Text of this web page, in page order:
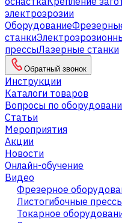
электроэрозии
Оборудование
станки
прессыЛазерные станки
Обратный звонок
Инструкции
Каталоги товаров
Вопросы по
Статьи
Мероприятия
Акции
Новости
Онлайн-обучение
Видео
Фрезерное
Листогибочные
Токарное